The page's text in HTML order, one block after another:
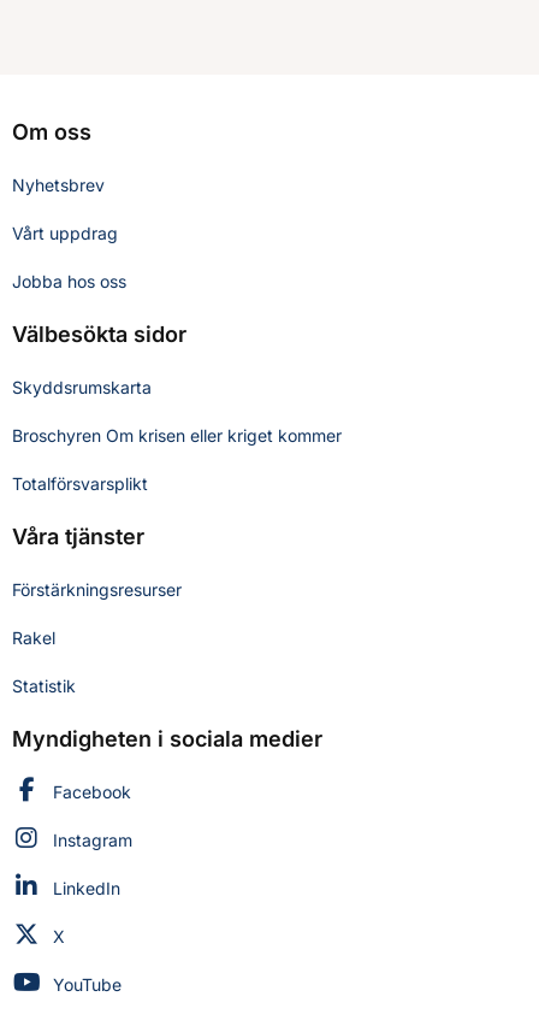
Om oss
Nyhetsbrev
Vårt uppdrag
Jobba hos oss
Välbesökta sidor
Skyddsrumskarta
Broschyren Om krisen eller kriget kommer
Totalförsvarsplikt
Våra tjänster
Förstärkningsresurser
Rakel
Statistik
Myndigheten i sociala medier
Myndigheten för civilt försvar på
Facebook
Myndigheten för civilt försvar på
Instagram
Myndigheten för civilt försvar på
LinkedIn
Myndigheten för civilt försvar på
X
Myndigheten för civilt försvar på
YouTube